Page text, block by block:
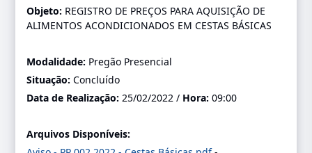
Objeto: REGISTRO DE PREÇOS PARA AQUISIÇÃO DE
ALIMENTOS ACONDICIONADOS EM CESTAS BÁSICAS
Modalidade: Pregão Presencial
Situação:Concluído
Data de Realização:25/02/2022 / Hora:09:00
Arquivos Disponíveis: